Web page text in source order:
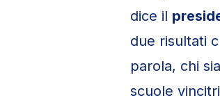
dice il
due risultati
parola, chi
scuole